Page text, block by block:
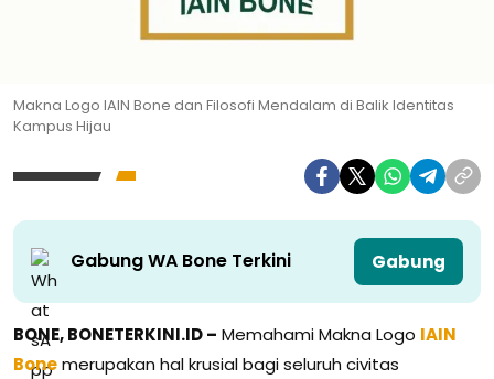
Makna Logo IAIN Bone dan Filosofi Mendalam di Balik Identitas
Kampus Hijau
Gabung WA Bone Terkini Gabung
BONE, BONETERKINI.ID – Memahami Makna Logo IAIN
Bonemerupakan hal krusial bagi seluruh civitas